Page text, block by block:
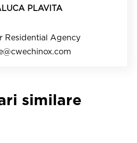
PLAVITA
Residential Agency
similare